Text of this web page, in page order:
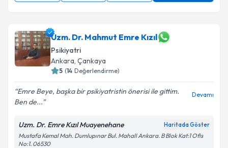
Uzm. Dr. Mahmut Emre Kızıl
Psikiyatri
Ankara, Çankaya
5 (14 Değerlendirme)
Emre Beye, başka bir psikiyatristin önerisi ile gittim.
Ben de...
Devamı
Uzm. Dr. Emre Kızıl Muayenehane Haritada Göster
Mustafa Kemal Mah. Dumlupınar Bul. Mahall Ankara. B Blok Kat:1 Ofis
No:1. 06530